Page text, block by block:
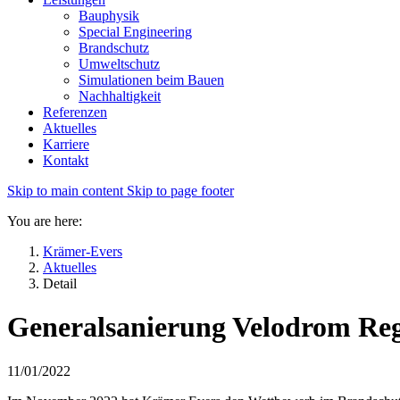
Bauphysik
Special Engineering
Brandschutz
Umweltschutz
Simulationen beim Bauen
Nachhaltigkeit
Referenzen
Aktuelles
Karriere
Kontakt
Skip to main content Skip to page footer
You are here:
Krämer-Evers
Aktuelles
Detail
Generalsanierung Velodrom
11/01/2022